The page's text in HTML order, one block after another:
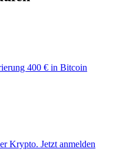
400 € in Bitcoin
Krypto. Jetzt anmelden